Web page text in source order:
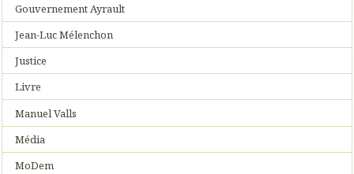
Gouvernement Ayrault
Jean-Luc Mélenchon
Justice
Livre
Manuel Valls
Média
MoDem